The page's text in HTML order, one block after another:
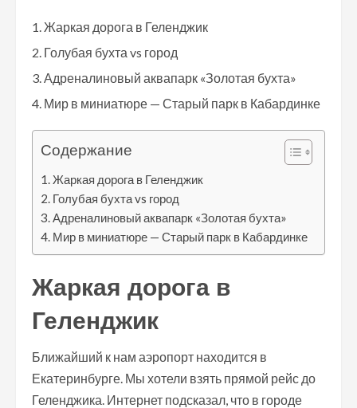
Жаркая дорога в Геленджик
Голубая бухта vs город
Адреналиновый аквапарк «Золотая бухта»
Мир в миниатюре — Старый парк в Кабардинке
Содержание
Жаркая дорога в Геленджик
Голубая бухта vs город
Адреналиновый аквапарк «Золотая бухта»
Мир в миниатюре — Старый парк в Кабардинке
Жаркая дорога в
Геленджик
Ближайший к нам аэропорт находится в
Екатеринбурге. Мы хотели взять прямой рейс до
Геленджика. Интернет подсказал, что в городе